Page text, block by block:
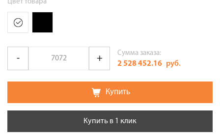
Цвет товара
Сумма заказа:
2 528 452.16 руб.
Купить
Купить в 1 клик